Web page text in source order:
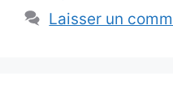
Laisser un